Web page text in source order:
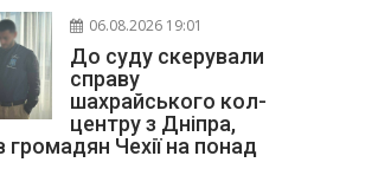
06.08.2026 19:01
До суду скерували
справу
шахрайського кол-
центру з Дніпра,
Чехії на понад